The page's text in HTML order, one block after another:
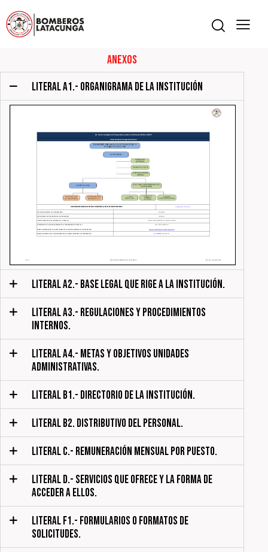
Anexos
LITERAL A1.- ORGANIGRAMA DE LA INSTITUCIÓN
LITERAL A2.- BASE LEGAL QUE RIGE A LA INSTITUCIÓN.
LITERAL A3.- REGULACIONES Y PROCEDIMIENTOS
INTERNOS.
LITERAL A4.- METAS Y OBJETIVOS UNIDADES
ADMINISTRATIVAS.
LITERAL B1.- DIRECTORIO DE LA INSTITUCIÓN.
LITERAL B2. DISTRIBUTIVO DEL PERSONAL.
LITERAL C.- REMUNERACIÓN MENSUAL POR PUESTO.
LITERAL D.- SERVICIOS QUE OFRECE Y LA FORMA DE
ACCEDER A ELLOS.
LITERAL F1.- FORMULARIOS O FORMATOS DE
SOLICITUDES.